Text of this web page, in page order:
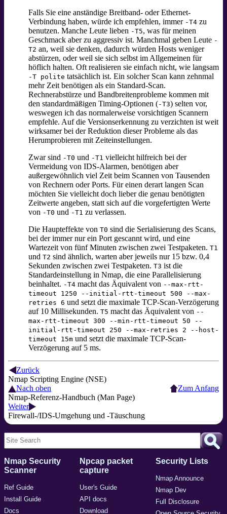
Falls Sie eine anständige Breitband- oder Ethernet-
Verbindung haben, würde ich empfehlen, immer -T4 zu
benutzen. Manche Leute lieben -T5, was für meinen
Geschmack aber zu aggressiv ist. Manchmal geben Leute -
T2 an, weil sie denken, dadurch würden Hosts weniger
abstürzen, oder weil sie sich selbst im Allgemeinen für
höflich halten. Oft realisieren sie einfach nicht, wie langsam
-T polite tatsächlich ist. Ein solcher Scan kann zehnmal
mehr Zeit benötigen als ein Standard-Scan.
Rechnerabstürze und Bandbreitenprobleme kommen mit
den standardmäßigen Timing-Optionen (-T3) selten vor,
weswegen ich das normalerweise vorsichtigen Scannern
empfehle. Auf die Versionserkennung zu verzichten ist weit
wirksamer bei der Reduktion dieser Probleme als das
Herumprobieren mit Zeiteinstellungen.
Zwar sind -T0 und -T1 vielleicht hilfreich bei der
Vermeidung von IDS-Alarmen, benötigen aber
außergewöhnlich viel Zeit beim Scannen von Tausenden
von Rechnern oder Ports. Für einen derart langen Scan
möchten Sie vielleicht doch lieber die genau benötigten
Zeitwerte angeben, statt sich auf die vorgefertigten Werte
von -T0 und -T1 zu verlassen.
Die Haupteffekte von T0 sind die Serialisierung des Scans,
bei der immer nur ein Port gescannt wird, und eine
Wartezeit von fünf Minuten zwischen zwei Testpaketen. T1
und T2 sind ähnlich, warten aber jeweils nur 15 bzw. 0,4
Sekunden zwischen zwei Testpaketen. T3 ist die
Standardeinstellung in Nmap, die eine Parallelisierung
beinhaltet. -T4 macht das Äquivalent von --max-rtt-
timeout 1250 --initial-rtt-timeout 500 --max-
retries 6 und setzt die maximale TCP-Scan-Verzögerung
auf 10 Millisekunden. T5 macht das Äquivalent von --
max-rtt-timeout 300 --min-rtt-timeout 50 --
initial-rtt-timeout 250 --max-retries 2 --host-
timeout 15m und setzt die maximale TCP-Scan-
Verzögerung auf 5 ms.
Zurück
Nmap Scripting Engine (NSE)
Nach oben
Nmap-Referenz-Handbuch (Man Page)
Zum Anfang
Weiter
Firewall-/IDS-Umgehung und -Täuschung
Nmap Security
Scanner
Ref Guide
Install Guide
Docs
Npcap packet
capture
User's Guide
API docs
Download
Security Lists
Nmap Announce
Nmap Dev
Full Disclosure